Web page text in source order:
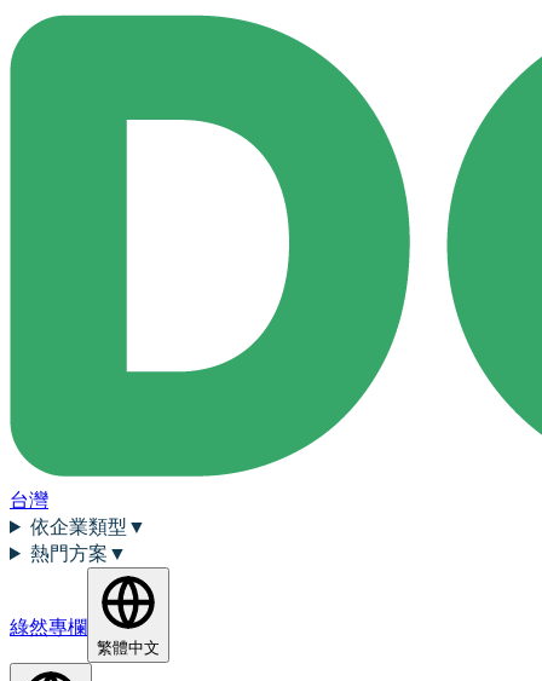
台灣
依企業類型 ▼
熱門方案 ▼
綠然專欄
繁體中文